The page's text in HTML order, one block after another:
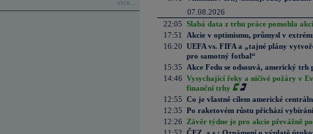
více...
07.08.2026
22:05 Slabá data z trhu práce pomohla
17:51
Akcie v optimismu, průmysl v
16:20 UEFA vs. FIFA a „tajné plány
pro samotný fotbal“
15:35
Akce Fedu se odsouvá, americký
14:46 Vysychající řeky a ničivé požáry v
finanční trhy
12:55 Co je vlastně cílem americké
12:35 Po raketovém růstu přichází
12:26
Závěr týdne je pro akcie převážně